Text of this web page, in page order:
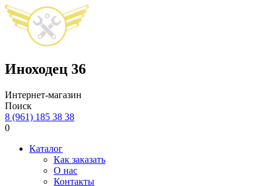
Иноходец 36
Интернет-магазин
Поиск
8 (961) 185 38 38
0
Каталог
Как заказать
О нас
Контакты